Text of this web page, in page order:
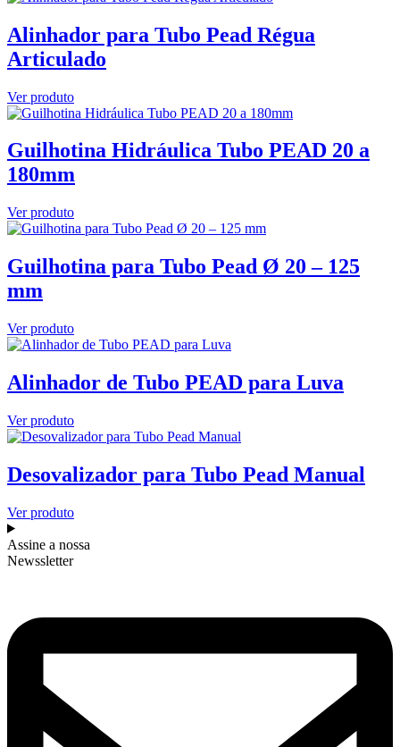
Alinhador para Tubo Pead Régua
Articulado
Ver produto
Guilhotina Hidráulica Tubo PEAD 20 a
180mm
Ver produto
Guilhotina para Tubo Pead Ø 20 – 125
mm
Ver produto
Alinhador de Tubo PEAD para Luva
Ver produto
Desovalizador para Tubo Pead Manual
Ver produto
Assine a nossa
Newssletter